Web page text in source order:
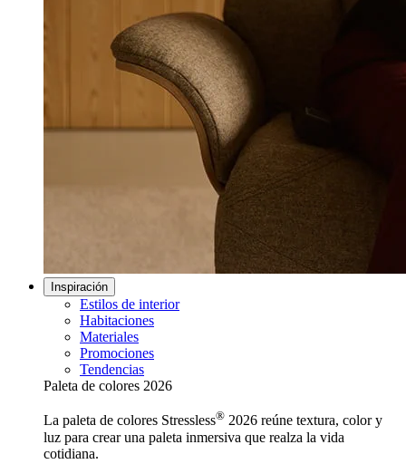
Inspiración
Estilos de interior
Habitaciones
Materiales
Promociones
Tendencias
Paleta de colores 2026
La paleta de colores Stressless® 2026 reúne textura, color y
luz para crear una paleta inmersiva que realza la vida
cotidiana.